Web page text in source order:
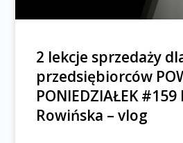
2 lekcje sprzedaży
przedsiębiorców
PONIEDZIAŁEK
Rowińska – vlog